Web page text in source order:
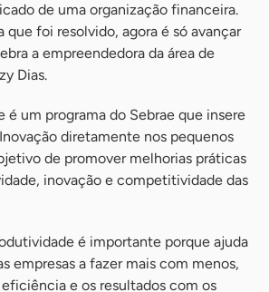
de uma organização financeira.
que foi resolvido, agora é só avançar
a empreendedora da área de
Dias.
é um programa do Sebrae que insere
diretamente nos pequenos
de promover melhorias práticas
inovação e competitividade das
é importante porque ajuda
empresas a fazer mais com menos,
e os resultados com os